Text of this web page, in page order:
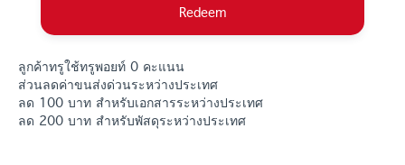
Redeem
ลูกค้าทรูใช้ทรูพอยท์ 0 คะแนน
ส่วนลดค่าขนส่งด่วนระหว่างประเทศ
ลด 100 บาท สำหรับเอกสารระหว่างประเทศ
ลด 200 บาท สำหรับพัสดุระหว่างประเทศ